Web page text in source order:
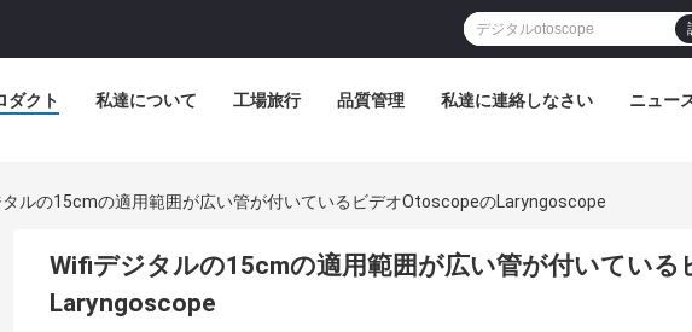
ダクト 私達について 工場旅行 品質管理 私達に連絡しなさい ニュー
ルの15cmの適用範囲が広い管が付いているビデオOtoscopeのLaryngoscope
Wifiデジタルの15cmの適用範囲が広い管が付いてい
Laryngoscope